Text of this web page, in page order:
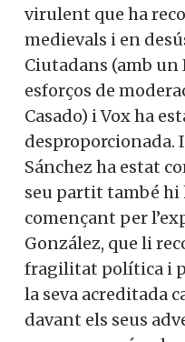
virulent que ha
medievals i en
Ciutadans (amb un
esforços de
Casado) i Vox ha
desproporcionada.
Sánchez ha estat
seu partit també hi
començant per
González, que li
fragilitat política i
la seva acreditada
davant els seus